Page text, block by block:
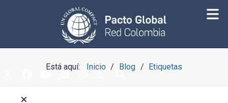
Está aquí: Inicio Blog Etiquetas